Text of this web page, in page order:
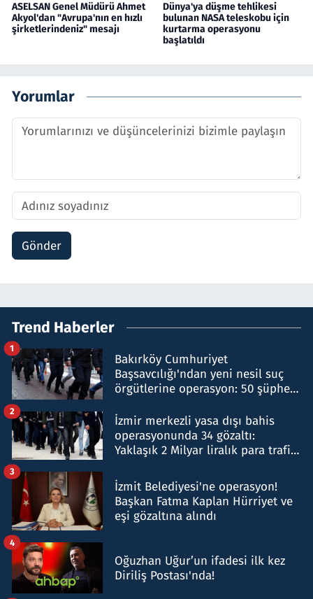
ASELSAN Genel Müdürü Ahmet
Akyol'dan "Avrupa'nın en hızlı
şirketlerindeniz" mesajı
Dünya'ya düşme tehlikesi
bulunan NASA teleskobu için
kurtarma operasyonu
başlatıldı
Yorumlar
Gönder
Trend Haberler
Bakırköy Cumhuriyet
Başsavcılığı'ndan yeni nesil suç
örgütlerine operasyon: 50 şüpheli
1
İzmir merkezli yasa dışı bahis
operasyonunda 34 gözaltı:
Yaklaşık 2 Milyar liralık para trafiği
2
İzmit Belediyesi'ne operasyon!
Başkan Fatma Kaplan Hürriyet ve
eşi gözaltına alındı
3
Oğuzhan Uğur’un ifadesi ilk kez
Diriliş Postası'nda!
4